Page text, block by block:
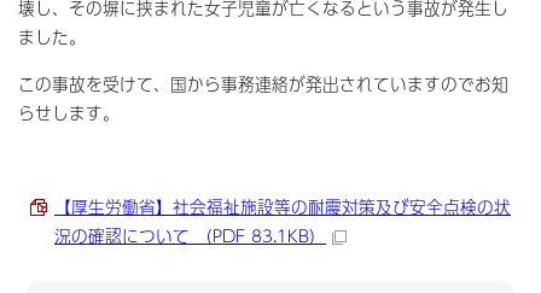
壊し、その塀に挟まれた女子児童が亡くなるという事故が発生し
ました。
この事故を受けて、国から事務連絡が発出されていますのでお知
らせします。
【厚生労働省】社会福祉施設等の耐震対策及び安全点検の状
況の確認について （PDF 83.1KB）